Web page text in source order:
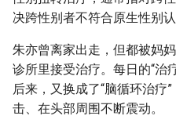
决跨性别者不符合原生性别
朱亦曾离家出走，但都被妈
诊所里接受治疗。每日的“治
后来，又换成了“脑循环治疗
击、在头部周围不断震动。